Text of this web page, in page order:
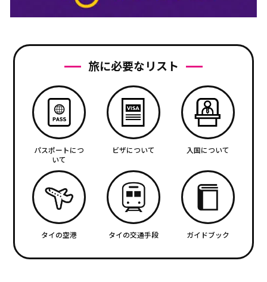
旅に必要なリスト
パスポートにつ
いて
ビザについて 入国について
タイの空港 タイの交通手段 ガイドブック